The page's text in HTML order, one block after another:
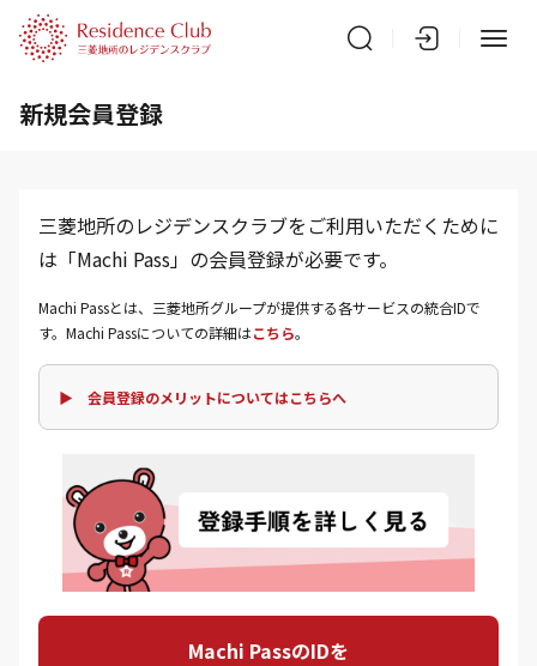
新規会員登録
三菱地所のレジデンスクラブをご利用いただくために
は「Machi Pass」の会員登録が必要です。
Machi Passとは、三菱地所グループが提供する各サービスの統合IDで
す。Machi Passについての詳細はこちら。
▶ 会員登録のメリットについてはこちらへ
Machi PassのIDを